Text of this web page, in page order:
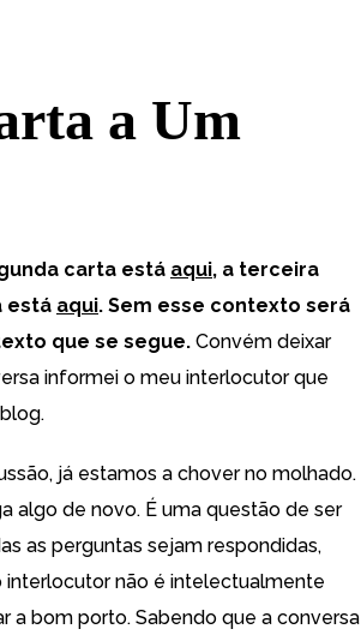
a Um
carta está aqui, a terceira
está aqui. Sem esse contexto será
que se segue. Convém deixar
informei o meu interlocutor que
já estamos a chover no molhado.
algo de novo. É uma questão de ser
as perguntas sejam respondidas,
não é intelectualmente
a bom porto. Sabendo que a conversa